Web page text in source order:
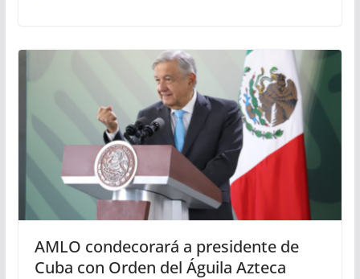
AMLO condecorará a presidente de
Cuba con Orden del Águila Azteca